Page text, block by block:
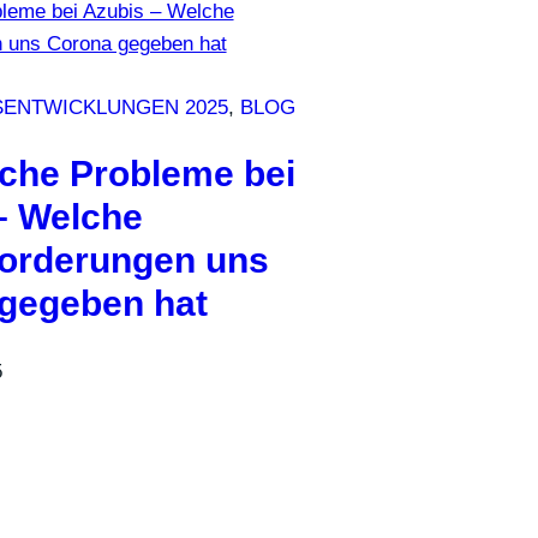
2025, BLOG
Probleme bei
Welche
uns
hat